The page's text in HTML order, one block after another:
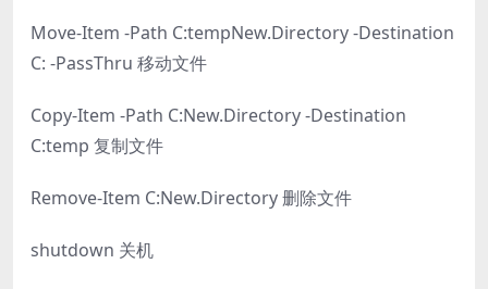
Move-Item -Path C:tempNew.Directory -Destination
C: -PassThru 移动文件
Copy-Item -Path C:New.Directory -Destination
C:temp 复制文件
Remove-Item C:New.Directory 删除文件
shutdown 关机